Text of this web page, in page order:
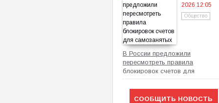
2026 12:05
Общество
В России предложили
пересмотреть правила
блокировок счетов для
самозанятых
СООБЩИТЬ НОВОСТЬ